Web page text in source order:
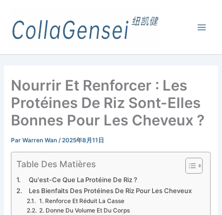
Nourrir Et Renforcer : Les
Protéines De Riz Sont-Elles
Bonnes Pour Les Cheveux ?
ParWarren Wan/2025年8月11日
Table Des Matières
Qu'est-Ce Que La Protéine De Riz ?
Les Bienfaits Des Protéines De Riz Pour Les Cheveux
1. Renforce Et Réduit La Casse
2. Donne Du Volume Et Du Corps